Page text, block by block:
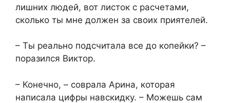
лишних людей, вот листок с расчетами,
сколько ты мне должен за своих приятелей.
– Ты реально подсчитала все до копейки? –
поразился Виктор.
– Конечно, – соврала Арина, которая
написала цифры навскидку. – Можешь сам